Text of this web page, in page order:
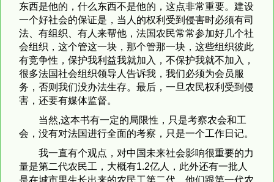
东西是他的，什么东西不是他的，这点非常重要。建设
一个好社会的保证是，当人的权利受到侵害时必须有司
法、有组织、有人来帮他，法国农民常常参加好几个社
会组织，这个管这一块，那个管那一块，这些组织彼此
有竞争性，保护我利益我就加入，不保护我就不加入，
很多法国社会组织领导人告诉我，我们必须为会员服
务，否则我们没办法生存。最后，一旦农民权利受到侵
害，还要有媒体监督。
当然,这本书有一定的局限性，只是考察农会和工
会，没有对法国进行全面的考察，只是一个工作日记。
我一直有个观点，对中国未来社会影响很重要的力
量是第二代农民工，大概有1.2亿人，此外还有一批人
是在城市里生长出来的农民工第二代。他们跟第一代农